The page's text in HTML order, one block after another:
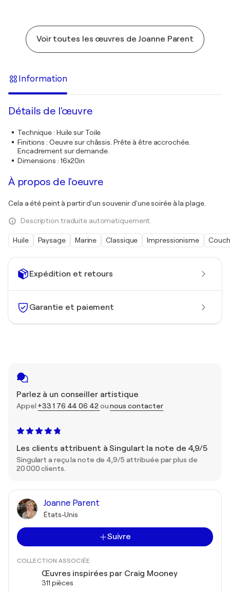
Expédition et retours
Garantie et paiement
Parlez à un conseiller artistique
Appel +33 1 76 44 06 42 ounous contacter
Les clients attribuent à Singulart la note de 4,9/5
Singulart a reçu la note de 4,9/5 attribuée par plus de
20 000 clients.
Joanne Parent
États-Unis
Suivre
COLLECTION ASSOCIÉE
Œuvres inspirées par Craig Mooney
311 pièces
Voir toutes les œuvres de Joanne Parent
Information
Détails de l'œuvre
Technique: Huile sur Toile
Finitions : Oeuvre sur châssis. Prête à être accrochée.
Encadrement sur demande.
Dimensions : 16x20in
À propos de l'oeuvre
Cela a été peint à partir d'un souvenir d'une soirée à la plage.
Description traduite automatiquement.
Huile Paysage Marine Classique Impressionisme